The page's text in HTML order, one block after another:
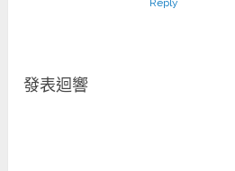
發表迴響